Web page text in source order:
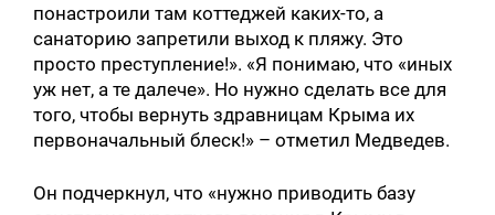
понастроили там коттеджей каких-то, а
санаторию запретили выход к пляжу. Это
просто преступление!». «Я понимаю, что «иных
уж нет, а те далече». Но нужно сделать все для
того, чтобы вернуть здравницам Крыма их
первоначальный блеск!» – отметил Медведев.
Он подчеркнул, что «нужно приводить базу